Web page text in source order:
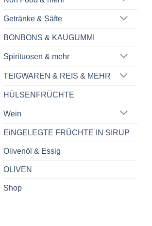
Getränke & Säfte
BONBONS & KAUGUMMI
Spirituosen & mehr
TEIGWAREN & REIS & MEHR
HÜLSENFRÜCHTE
Wein
EiNGELEGTE FRÜCHTE IN SIRUP
Olivenöl & Essig
OLIVEN
Shop